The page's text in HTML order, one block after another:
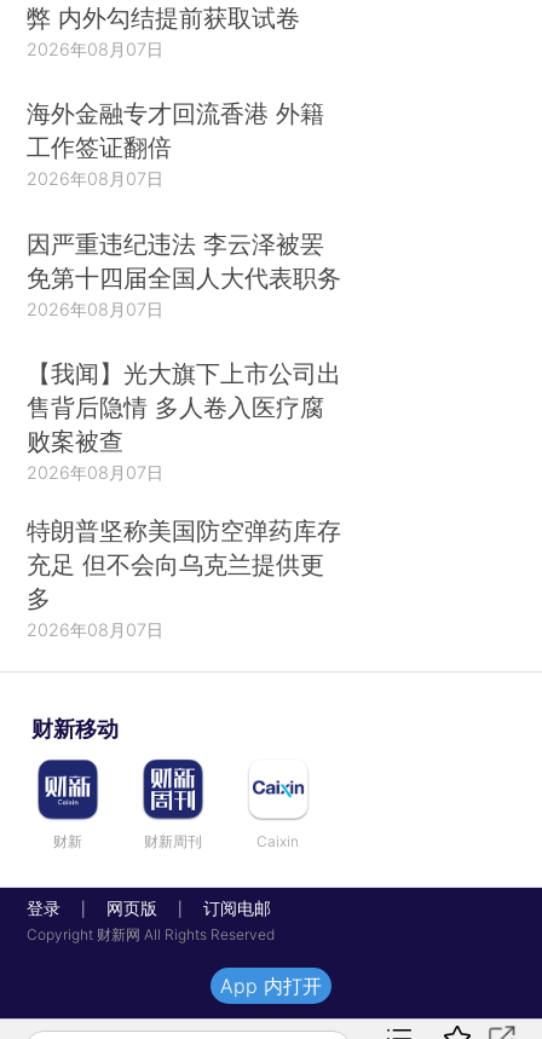
弊 内外勾结提前获取试卷
2026年08月07日
海外金融专才回流香港 外籍
工作签证翻倍
2026年08月07日
因严重违纪违法 李云泽被罢
免第十四届全国人大代表职务
2026年08月07日
【我闻】光大旗下上市公司出
售背后隐情 多人卷入医疗腐
败案被查
2026年08月07日
特朗普坚称美国防空弹药库存
充足 但不会向乌克兰提供更
多
2026年08月07日
财新移动
财新 财新周刊 Caixin
登录 网页版 订阅电邮
Copyright 财新网 All Rights Reserved
App 内打开